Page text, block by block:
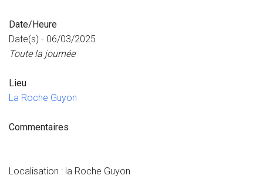
Date/Heure
Date(s) - 06/03/2025
Toute la journée
Lieu
La Roche Guyon
Commentaires
Localisation : la Roche Guyon